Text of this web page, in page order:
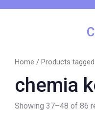
Home / Products
chemia
Showing 37–48 of 86